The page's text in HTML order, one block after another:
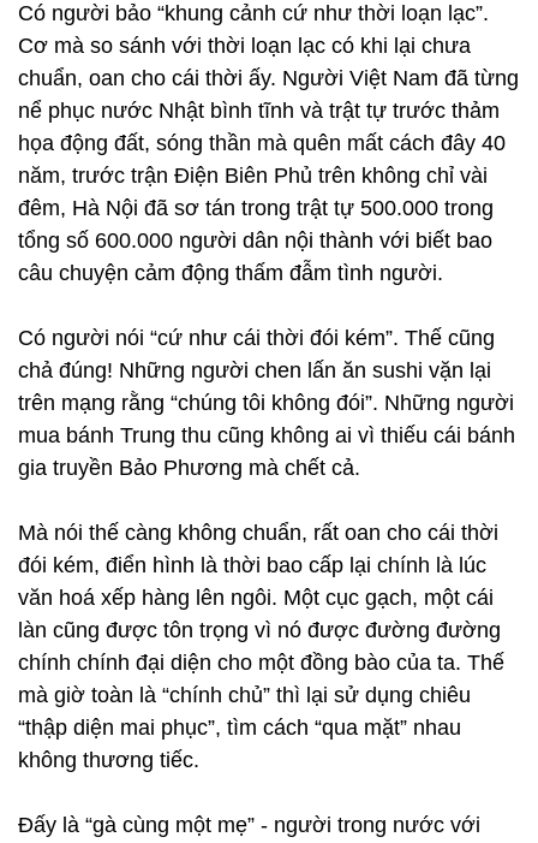
Có người bảo “khung cảnh cứ như thời loạn lạc”.
Cơ mà so sánh với thời loạn lạc có khi lại chưa
chuẩn, oan cho cái thời ấy. Người Việt Nam đã từng
nể phục nước Nhật bình tĩnh và trật tự trước thảm
họa động đất, sóng thần mà quên mất cách đây 40
năm, trước trận Điện Biên Phủ trên không chỉ vài
đêm, Hà Nội đã sơ tán trong trật tự 500.000 trong
tổng số 600.000 người dân nội thành với biết bao
câu chuyện cảm động thấm đẫm tình người.
Có người nói “cứ như cái thời đói kém”. Thế cũng
chả đúng! Những người chen lấn ăn sushi vặn lại
trên mạng rằng “chúng tôi không đói”. Những người
mua bánh Trung thu cũng không ai vì thiếu cái bánh
gia truyền Bảo Phương mà chết cả.
Mà nói thế càng không chuẩn, rất oan cho cái thời
đói kém, điển hình là thời bao cấp lại chính là lúc
văn hoá xếp hàng lên ngôi. Một cục gạch, một cái
làn cũng được tôn trọng vì nó được đường đường
chính chính đại diện cho một đồng bào của ta. Thế
mà giờ toàn là “chính chủ” thì lại sử dụng chiêu
“thập diện mai phục”, tìm cách “qua mặt” nhau
không thương tiếc.
Đấy là “gà cùng một mẹ” - người trong nước với